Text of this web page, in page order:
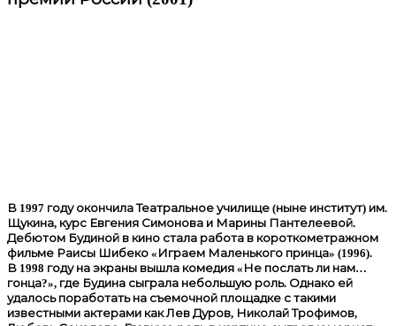
В 1997 году окончила Театральное училище (ныне институт) им.
Щукина, курс Евгения Симонова и Марины Пантелеевой.
Дебютом Будиной в кино стала работа в короткометражном
фильме Раисы Шибеко «Играем Маленького принца» (1996).
В 1998 году на экраны вышла комедия «Не послать ли нам…
гонца?», где Будина сыграла небольшую роль. Однако ей
удалось поработать на съемочной площадке с такими
известными актерами как Лев Дуров, Николай Трофимов,